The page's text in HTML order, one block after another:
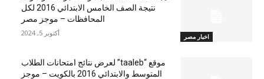
اخبار مصر
نتيجة الصف الخامس الابتدائي 2016 لكل
المحافظات – موجز مصر
أكتوبر 5, 2024
موقع “taaleb” لعرض نتائج امتحانات الطلاب
المتوسط والابتدائي 2016 بالكويت – موجز